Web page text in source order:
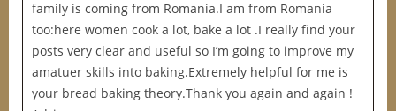
family is coming from Romania.I am from Romania
too:here women cook a lot, bake a lot .I really find your
posts very clear and useful so I’m going to improve my
amatuer skills into baking.Extremely helpful for me is
your bread baking theory.Thank you again and again !